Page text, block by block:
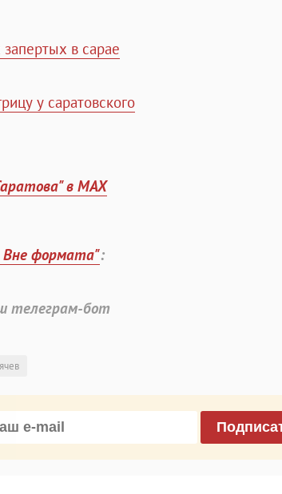
в сарае
у саратовского
в MAX
Вне формата":
телеграм-бот